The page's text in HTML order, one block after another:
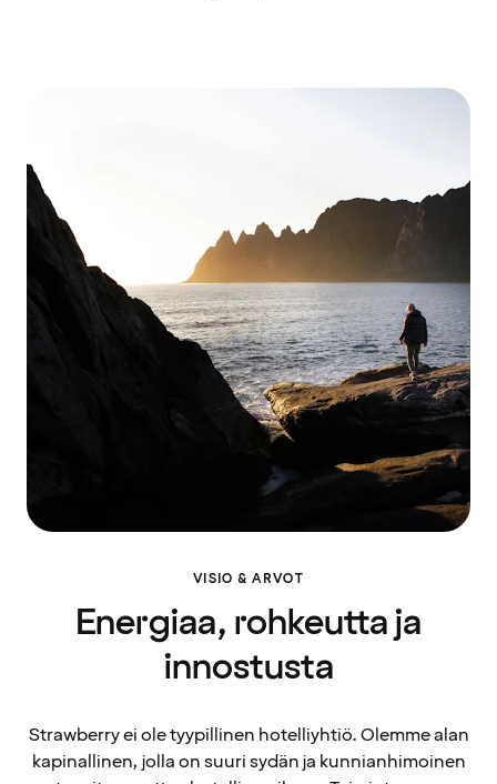
VISIO & ARVOT
Energiaa, rohkeutta ja
innostusta
Strawberry ei ole tyypillinen hotelliyhtiö. Olemme alan
kapinallinen, jolla on suuri sydän ja kunnianhimoinen